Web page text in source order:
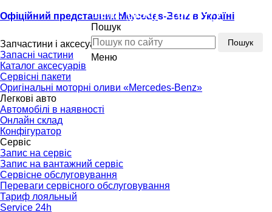
Офіційний представник Mercedes-Benz в Україні
Тел.:(096) 510-77-77
Пошук
Пошук
Меню
(096) 510-77-77
Запчастини і аксесуари
Запасні частини
Каталог аксесуарів
Сервісні пакети
Оригінальні моторні оливи «Mercedes-Benz»
Легкові авто
Автомобілі в наявності
Онлайн склад
Конфігуратор
Сервіс
Запис на сервіс
Запис на вантажний сервіс
Сервісне обслуговування
Переваги сервісного обслуговування
Тариф лояльный
Service 24h